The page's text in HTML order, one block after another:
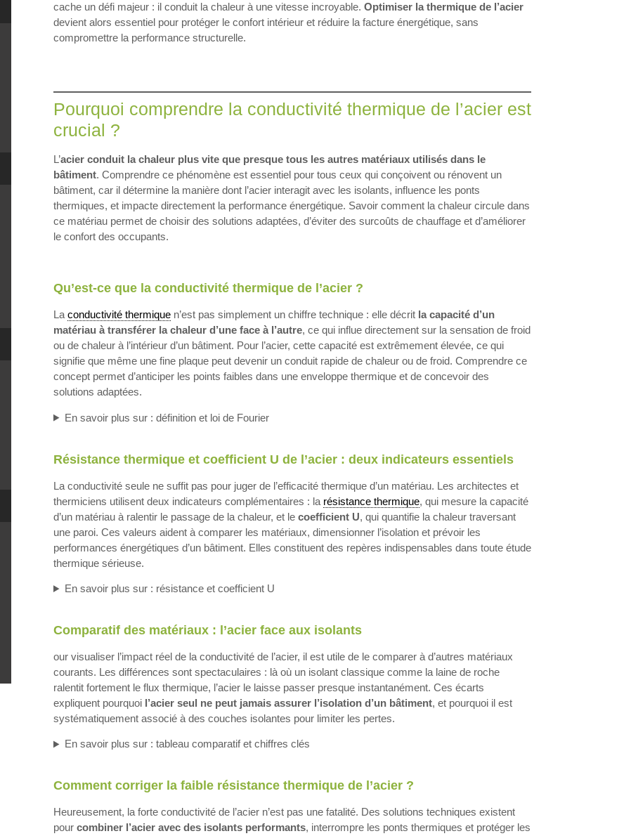
cache un défi majeur : il conduit la chaleur à une vitesse incroyable. Optimiser la thermique de l’acier
devient alors essentiel pour protéger le confort intérieur et réduire la facture énergétique, sans
compromettre la performance structurelle.
Pourquoi comprendre la conductivité thermique de l’acier est
crucial ?
L’acier conduit la chaleur plus vite que presque tous les autres matériaux utilisés dans le
bâtiment. Comprendre ce phénomène est essentiel pour tous ceux qui conçoivent ou rénovent un
bâtiment, car il détermine la manière dont l’acier interagit avec les isolants, influence les ponts
thermiques, et impacte directement la performance énergétique. Savoir comment la chaleur circule dans
ce matériau permet de choisir des solutions adaptées, d’éviter des surcoûts de chauffage et d’améliorer
le confort des occupants.
Qu’est-ce que la conductivité thermique de l’acier ?
La conductivité thermiquen’est pas simplement un chiffre technique : elle décrit la capacité d’un
matériau à transférer la chaleur d’une face à l’autre, ce qui influe directement sur la sensation de froid
ou de chaleur à l’intérieur d’un bâtiment. Pour l’acier, cette capacité est extrêmement élevée, ce qui
signifie que même une fine plaque peut devenir un conduit rapide de chaleur ou de froid. Comprendre ce
concept permet d’anticiper les points faibles dans une enveloppe thermique et de concevoir des
solutions adaptées.
En savoir plus sur : définition et loi de Fourier
Résistance thermique et coefficient U de l’acier : deux indicateurs essentiels
La conductivité seule ne suffit pas pour juger de l’efficacité thermique d’un matériau. Les architectes et
thermiciens utilisent deux indicateurs complémentaires : la résistance thermique, qui mesure la capacité
d’un matériau à ralentir le passage de la chaleur, et le coefficient U, qui quantifie la chaleur traversant
une paroi. Ces valeurs aident à comparer les matériaux, dimensionner l’isolation et prévoir les
performances énergétiques d’un bâtiment. Elles constituent des repères indispensables dans toute étude
thermique sérieuse.
En savoir plus sur : résistance et coefficient U
Comparatif des matériaux : l’acier face aux isolants
our visualiser l’impact réel de la conductivité de l’acier, il est utile de le comparer à d’autres matériaux
courants. Les différences sont spectaculaires : là où un isolant classique comme la laine de roche
ralentit fortement le flux thermique, l’acier le laisse passer presque instantanément. Ces écarts
expliquent pourquoi l’acier seul ne peut jamais assurer l’isolation d’un bâtiment, et pourquoi il est
systématiquement associé à des couches isolantes pour limiter les pertes.
En savoir plus sur : tableau comparatif et chiffres clés
Comment corriger la faible résistance thermique de l’acier ?
Heureusement, la forte conductivité de l’acier n’est pas une fatalité. Des solutions techniques existent
pour combiner l’acier avec des isolants performants, interrompre les ponts thermiques et protéger les